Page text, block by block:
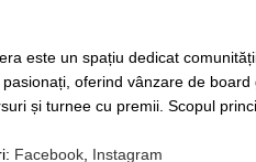
este un spațiu dedicat
pasionați, oferind vânzare de
și turnee cu premii. Scopul
Facebook Instagram